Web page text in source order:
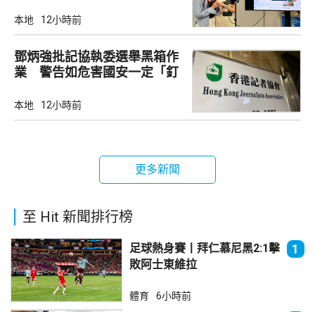
本地 12小時前
鄧炳強批記協執委選舉黑箱作
業 警告如危害國安一定「釘
本地 12小時前
更多新聞
至 Hit 新聞排行榜
足球熱身賽丨拜仁慕尼黑2:1擊
敗阿士東維拉
1
體育 6小時前